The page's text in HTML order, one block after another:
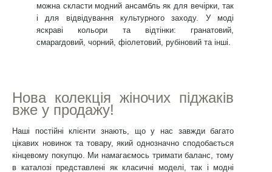
можна скласти модний ансамбль як для вечірки, так
і для відвідування культурного заходу. У моді
яскраві кольори та відтінки: гранатовий,
смарагдовий, чорний, фіолетовий, рубіновий та інші.
Нова колекція жіночих піджаків
вже у продажу!
Наші постійні клієнти знають, що у нас завжди багато
цікавих новинок та товару, який однозначно сподобається
кінцевому покупцю. Ми намагаємось тримати баланс, тому
в каталозі представлені як класичні моделі, так і модні